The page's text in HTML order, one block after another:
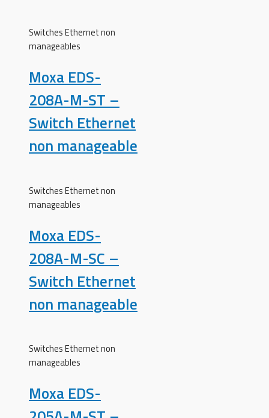
Switches Ethernet non
manageables
Moxa EDS-
208A-M-ST –
Switch Ethernet
non manageable
Switches Ethernet non
manageables
Moxa EDS-
208A-M-SC –
Switch Ethernet
non manageable
Switches Ethernet non
manageables
Moxa EDS-